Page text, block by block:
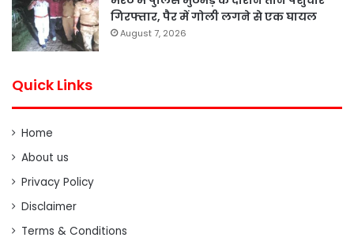
गिरफ्तार, पैर में गोली लगने से एक घायल
August 7, 2026
Quick Links
Home
About us
Privacy Policy
Disclaimer
Terms & Conditions